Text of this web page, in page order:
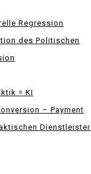
Regression
des Politischen
= KI
– Payment
Dienstleister